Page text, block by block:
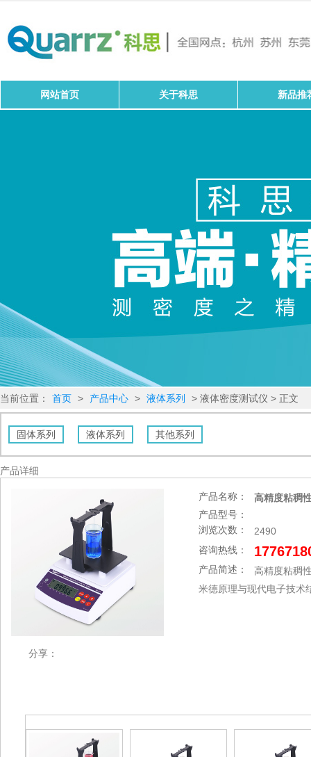
网站首页 关于科思 新品推
当前位置： 首页 > 产品中心 > 液体系列 > 液体密度测试仪 > 正文
固体系列 液体系列 其他系列
产品详细
分享：
产品名称：
高精度粘稠
产品型号：
浏览次数：
2490
咨询热线：
产品简述：
高精度粘稠
米德原理与现代电子技术